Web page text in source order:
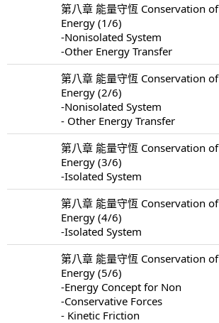
第八章 能量守恆 Conservation of
Energy (1/6)
-Nonisolated System
-Other Energy Transfer
第八章 能量守恆 Conservation of
Energy (2/6)
-Nonisolated System
- Other Energy Transfer
第八章 能量守恆 Conservation of
Energy (3/6)
-Isolated System
第八章 能量守恆 Conservation of
Energy (4/6)
-Isolated System
第八章 能量守恆 Conservation of
Energy (5/6)
-Energy Concept for Non
-Conservative Forces
- Kinetic Friction